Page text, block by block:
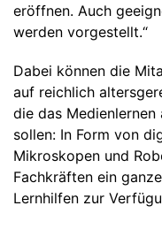
eröffnen. Auch
werden vorgestellt.“
Dabei können die
auf reichlich
die das Medienlernen
sollen: In Form von
Mikroskopen und
Fachkräften ein
Lernhilfen zur